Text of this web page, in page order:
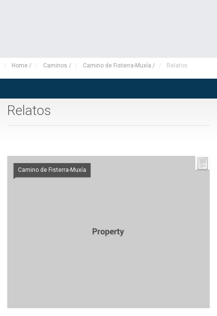
Home / Caminos / Camino de Fisterra-Muxía / Relatos
Relatos
Camino de Fisterra-Muxía